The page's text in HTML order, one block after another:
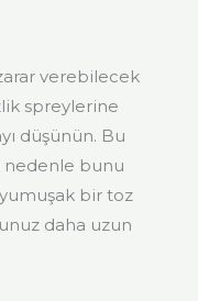
verebilecek
spreylerine
düşünün. Bu
nedenle bunu
bir toz
daha uzun